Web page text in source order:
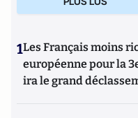
1Les Français moins
européenne pour la
ira le grand